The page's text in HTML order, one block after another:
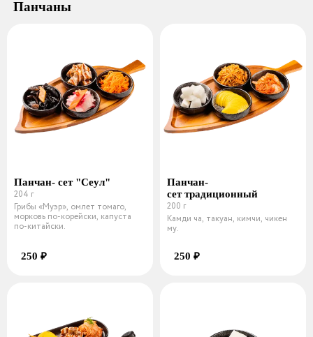
Панчаны
Панчан- сет "Сеул"
204 г
Грибы «Муэр», омлет томаго,
морковь по-корейски, капуста
по-китайски.
250 ₽
Панчан-
сет традиционный
200 г
Камди ча, такуан, кимчи, чикен
му.
250 ₽